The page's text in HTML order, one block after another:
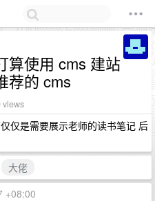
算使用 cms 建站
荐的 cms
views
仅是需要展示老师的读书笔记 后
大佬
+08:00